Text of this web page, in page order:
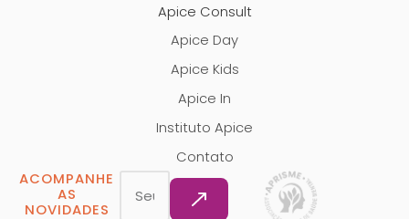
Apice Consult
Apice Day
Apice Kids
Apice In
Instituto Apice
Contato
ACOMPANHE
AS
NOVIDADES